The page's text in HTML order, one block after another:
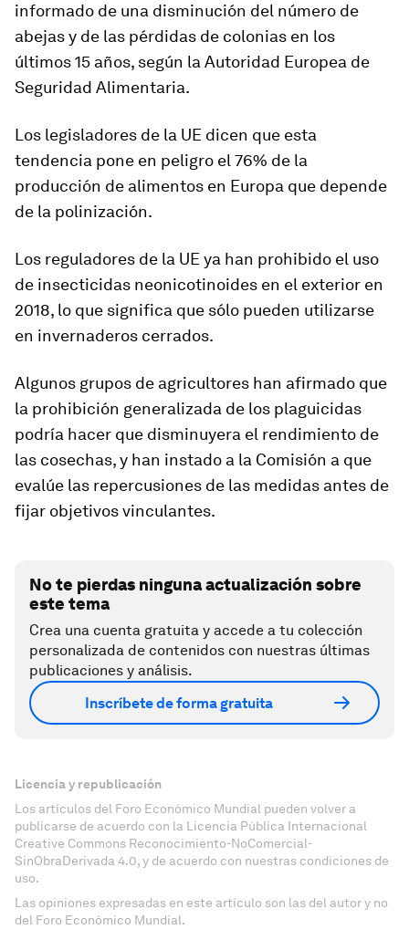
informado de una disminución del número de
abejas y de las pérdidas de colonias en los
últimos 15 años, según la Autoridad Europea de
Seguridad Alimentaria.
Los legisladores de la UE dicen que esta
tendencia pone en peligro el 76% de la
producción de alimentos en Europa que depende
de la polinización.
Los reguladores de la UE ya han prohibido el uso
de insecticidas neonicotinoides en el exterior en
2018, lo que significa que sólo pueden utilizarse
en invernaderos cerrados.
Algunos grupos de agricultores han afirmado que
la prohibición generalizada de los plaguicidas
podría hacer que disminuyera el rendimiento de
las cosechas, y han instado a la Comisión a que
evalúe las repercusiones de las medidas antes de
fijar objetivos vinculantes.
No te pierdas ninguna actualización sobre
este tema
Crea una cuenta gratuita y accede a tu colección
personalizada de contenidos con nuestras últimas
publicaciones y análisis.
Inscríbete de forma gratuita
Licencia y republicación
Los artículos del Foro Económico Mundial pueden volver a
publicarse de acuerdo con la Licencia Pública Internacional
Creative Commons Reconocimiento-NoComercial-
SinObraDerivada 4.0, y de acuerdo con nuestras condiciones de
uso.
Las opiniones expresadas en este artículo son las del autor y no
del Foro Económico Mundial.